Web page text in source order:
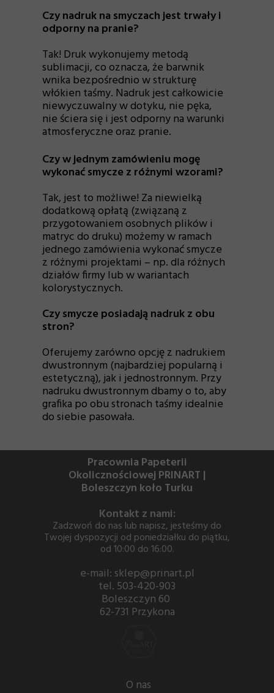
Czy nadruk na smyczach jest trwały i
odporny na pranie?
Tak! Druk wykonujemy metodą
sublimacji, co oznacza, że barwnik
wnika bezpośrednio w strukturę
włókien taśmy. Nadruk jest całkowicie
niewyczuwalny w dotyku, nie pęka,
nie ściera się i jest odporny na warunki
atmosferyczne oraz pranie.
Czy w jednym zamówieniu mogę
wykonać smycze z różnymi wzorami?
Tak, jest to możliwe! Za niewielką
dodatkową opłatą (związaną z
przygotowaniem osobnych plików i
matryc do druku) możemy w ramach
jednego zamówienia wykonać smycze
z różnymi projektami – np. dla różnych
działów firmy lub w wariantach
kolorystycznych.
Czy smycze posiadają nadruk z obu
stron?
Oferujemy zarówno opcję z nadrukiem
dwustronnym (najbardziej popularną i
estetyczną), jak i jednostronnym. Przy
nadruku dwustronnym dbamy o to, aby
grafika po obu stronach taśmy idealnie
do siebie pasowała.
Pracownia Papeterii
Okolicznościowej PRINART |
Boleszczyn koło Turku
Kontakt z nami:
Zadzwoń do nas lub napisz, jesteśmy do
Twojej dyspozycji od poniedziałku do piątku,
od 10:00 do 16:00.
e-mail: sklep@prinart.pl
tel. 503-420-903
Boleszczyn 60
62-731 Przykona
O nas